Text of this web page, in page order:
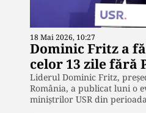
18 Mai 2026, 10:27
Dominic Fritz a
celor 13 zile fără
Liderul Dominic Fritz,
România, a publicat luni o
miniștrilor USR din